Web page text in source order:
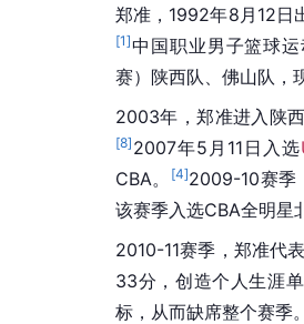
郑准，1992年8月12日
[1]中国职业男子篮球
赛）陕西队、佛山队，
2003年，郑准进入陕
[8] 2007年5月11日入选
CBA。
[4]2009-10赛季
该赛季入选CBA全明星
2010-11赛季，郑准代
33分，创造个人生涯
标，从而缺席整个赛季